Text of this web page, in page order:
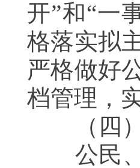
开”和“一
格落实拟
严格做好
档管理，
（四）
公民、